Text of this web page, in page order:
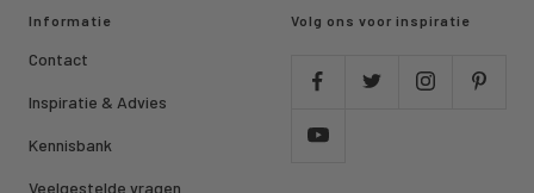
Informatie
Contact
Inspiratie & Advies
Kennisbank
Veelgestelde vragen
Volg ons voor inspiratie